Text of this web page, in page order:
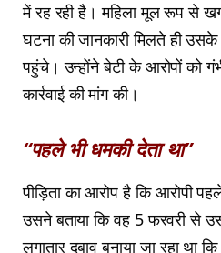
में रह रही है। महिला मूल रूप से
घटना की जानकारी मिलते ही उसके
पहुंचे। उन्होंने बेटी के आरोपों को
कार्रवाई की मांग की।
“पहले भी धमकी देता था”
पीड़िता का आरोप है कि आरोपी
उसने बताया कि वह 5 फरवरी से
लगातार दबाव बनाया जा रहा था